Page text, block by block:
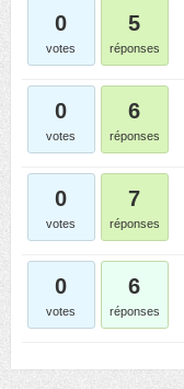
0
votes
5
réponses
0
votes
6
réponses
0
votes
7
réponses
0
votes
6
réponses